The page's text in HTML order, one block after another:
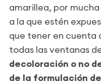
amarillea, por
a la que estén
que tener en cuenta
todas las ventanas
decoloración o no
de la formulación